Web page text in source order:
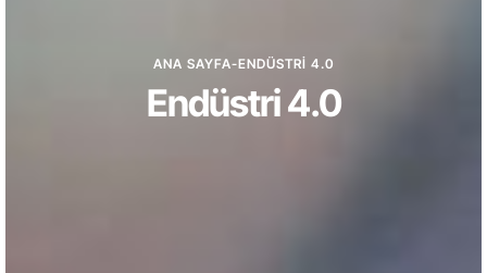
ANA SAYFA-ENDÜSTRI 4.0
Endüstri 4.0